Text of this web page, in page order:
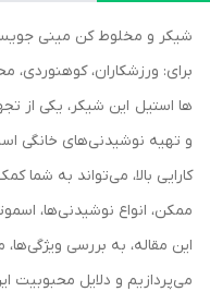
شیکر و مخلوط کن مینی
برای: ورزشکاران،
ها استیل این شیکر، یکی از
و تهیه نوشیدنی‌های خانگی
کارایی بالا، می‌تواند به شما
ممکن، انواع نوشیدنی‌ها،
این مقاله، به بررسی
می‌پردازیم و دلایل محبوبیت